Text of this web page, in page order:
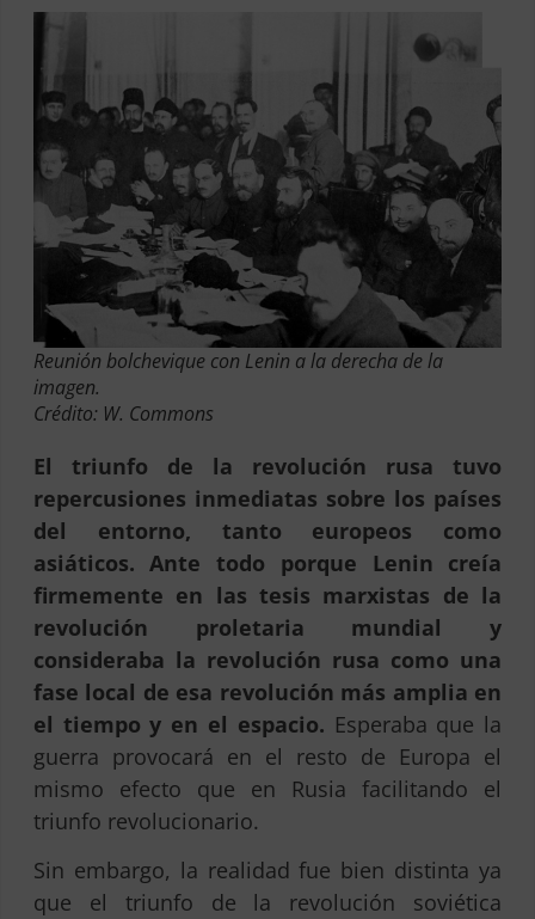
Reunión bolchevique con Lenin a la derecha de la
imagen.
Crédito: W. Commons
El triunfo de la revolución rusa tuvo
repercusiones inmediatas sobre los países
del entorno, tanto europeos como
asiáticos. Ante todo porque Lenin creía
firmemente en las tesis marxistas de la
revolución proletaria mundial y
consideraba la revolución rusa como una
fase local de esa revolución más amplia en
el tiempo y en el espacio. Esperaba que la
guerra provocará en el resto de Europa el
mismo efecto que en Rusia facilitando el
triunfo revolucionario.
Sin embargo, la realidad fue bien distinta ya
que el triunfo de la revolución soviética